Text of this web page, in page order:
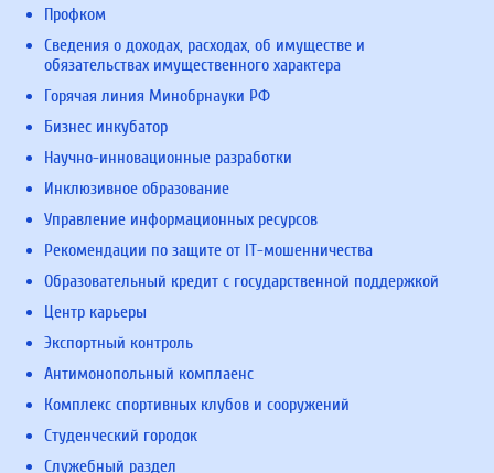
Профком
Сведения о доходах, расходах, об имуществе и
обязательствах имущественного характера
Горячая линия Минобрнауки РФ
Бизнес инкубатор
Научно-инновационные разработки
Инклюзивное образование
Управление информационных ресурсов
Рекомендации по защите от IT-мошенничества
Образовательный кредит с государственной поддержкой
Центр карьеры
Экспортный контроль
Антимонопольный комплаенс
Комплекс спортивных клубов и сооружений
Студенческий городок
Служебный раздел